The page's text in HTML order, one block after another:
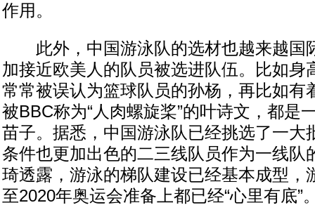
作用。
此外，中国游泳队的选材也越来越国
加接近欧美人的队员被选进队伍。比如身
常常被误认为篮球队员的孙杨，再比如有
被BBC称为“人肉螺旋桨”的叶诗文，都是
苗子。据悉，中国游泳队已经挑选了一大
条件也更加出色的二三线队员作为一线队
琦透露，游泳的梯队建设已经基本成型，
至2020年奥运会准备上都已经“心里有底”